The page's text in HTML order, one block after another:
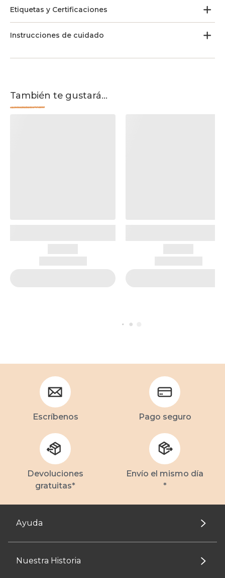
Etiquetas y Certificaciones
Instrucciones de cuidado
También te gustará...
Escríbenos Pago seguro
Devoluciones
gratuitas*
Envío el mismo día
*
Ayuda
Nuestra Historia